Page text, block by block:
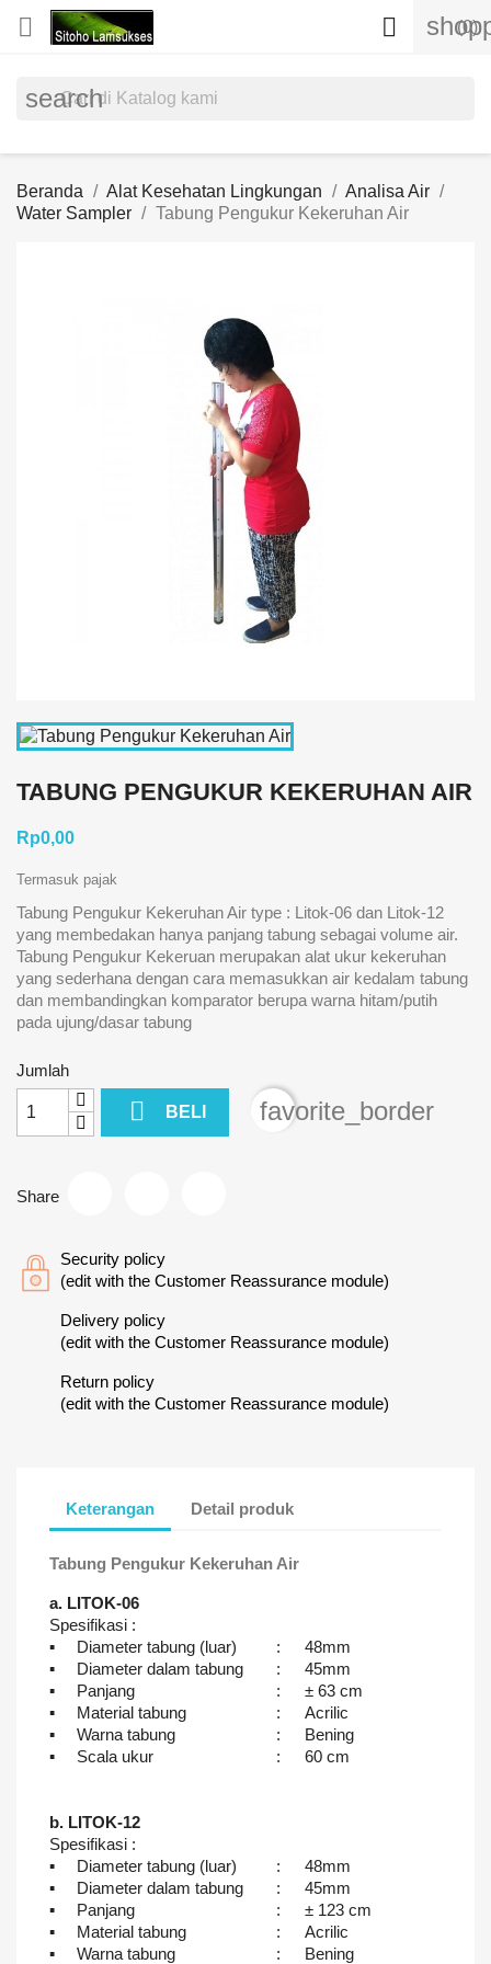
 (0)

search
Beranda Alat Kesehatan Lingkungan
Analisa Air
Water Sampler
Tabung Pengukur Kekeruhan Air
TABUNG PENGUKUR KEKERUHAN AIR
Rp0,00
Termasuk pajak
Tabung Pengukur Kekeruhan Air type : Litok-06 dan Litok-12
yang membedakan hanya panjang tabung sebagai volume air.
Tabung Pengukur Kekeruan merupakan alat ukur kekeruhan
yang sederhana dengan cara memasukkan air kedalam tabung
dan membandingkan komparator berupa warna hitam/putih
pada ujung/dasar tabung
Jumlah
 BELI favorite_border
Share
Security policy
(edit with the Customer Reassurance module)
Delivery policy
(edit with the Customer Reassurance module)
Return policy
(edit with the Customer Reassurance module)
Keterangan Detail produk
Tabung Pengukur Kekeruhan Air
a. LITOK-06
Spesifikasi :
▪
Diameter tabung (luar) :
48mm
▪
Diameter dalam tabung :
45mm
▪
Panjang :
± 63 cm
▪
Material tabung :
Acrilic
▪
Warna tabung :
Bening
▪
Scala ukur : 60 cm
b. LITOK-12
Spesifikasi :
▪
Diameter tabung (luar) :
48mm
▪
Diameter dalam tabung :
45mm
▪
Panjang :
± 123 cm
▪
Material tabung :
Acrilic
▪
Warna tabung : Bening